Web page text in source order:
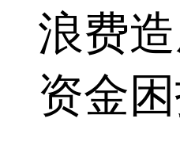
浪费
资金困